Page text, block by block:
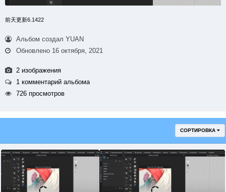
前天更新6.1422
Альбом создал YUAN
Обновлено 16 октября, 2021
2 изображения
1 комментарий альбома
726 просмотров
СОРТИРОВКА